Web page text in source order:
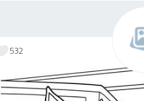
532